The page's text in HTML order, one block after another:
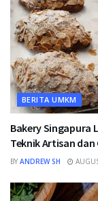
BERITA UMKM
Bakery Singapura
Teknik Artisan dan
BY ANDREW SH